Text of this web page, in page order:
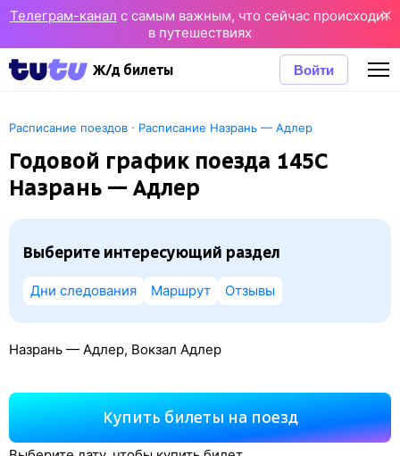
Телеграм-канал с самым важным, что сейчас происходит
в путешествиях
Ж/д билеты Войти
Расписание поездов · Расписание Назрань — Адлер
Годовой график поезда 145С
Назрань — Адлер
Выберите интересующий раздел
Дни следования Маршрут Отзывы
Назрань — Адлер, Вокзал Адлер
Купить билеты на поезд